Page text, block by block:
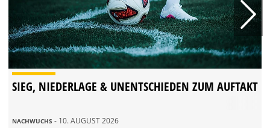
SIEG, NIEDERLAGE & UNENTSCHIEDEN ZUM AUFTAKT
NACHWUCHS - 10. AUGUST 2026